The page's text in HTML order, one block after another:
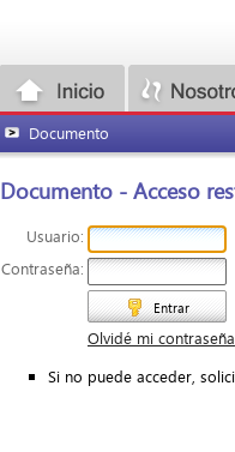
Documento
Documento - Acceso
Usuario:
Contraseña:
Entrar
Olvidé mi contraseña
Si no puede acceder,